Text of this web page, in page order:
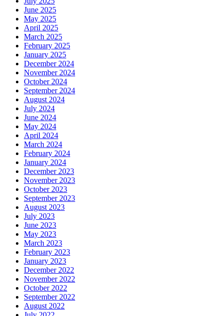
June 2025
May 2025
April 2025
March 2025
February 2025
January 2025
December 2024
November 2024
October 2024
September 2024
August 2024
July 2024
June 2024
May 2024
April 2024
March 2024
February 2024
January 2024
December 2023
November 2023
October 2023
September 2023
August 2023
July 2023
June 2023
May 2023
March 2023
February 2023
January 2023
December 2022
November 2022
October 2022
September 2022
August 2022